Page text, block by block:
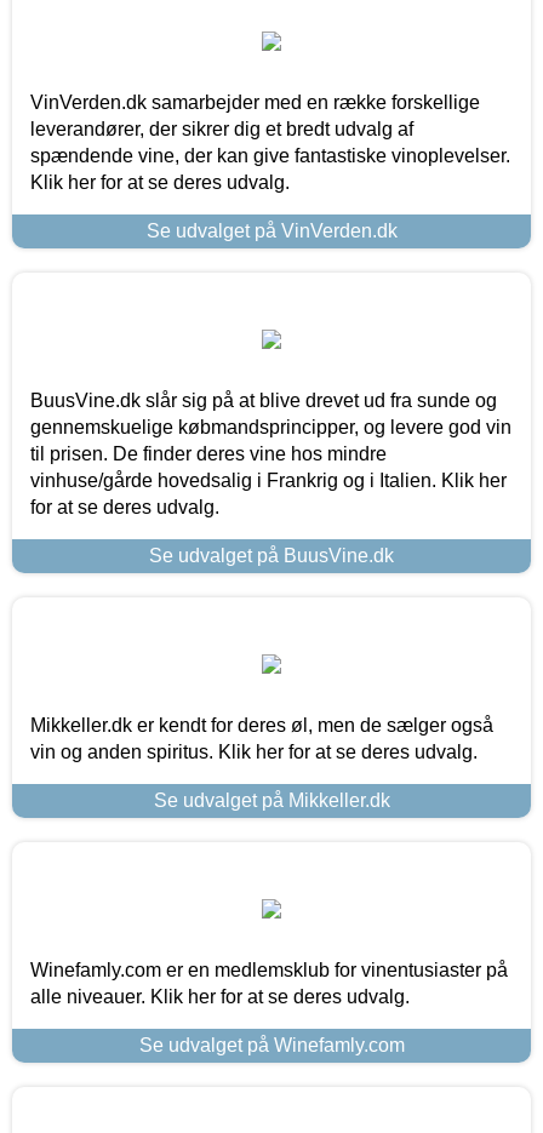
VinVerden.dk samarbejder med en række forskellige
leverandører, der sikrer dig et bredt udvalg af
spændende vine, der kan give fantastiske vinoplevelser.
Klik her for at se deres udvalg.
Se udvalget på VinVerden.dk
BuusVine.dk slår sig på at blive drevet ud fra sunde og
gennemskuelige købmandsprincipper, og levere god vin
til prisen. De finder deres vine hos mindre
vinhuse/gårde hovedsalig i Frankrig og i Italien. Klik her
for at se deres udvalg.
Se udvalget på BuusVine.dk
Mikkeller.dk er kendt for deres øl, men de sælger også
vin og anden spiritus. Klik her for at se deres udvalg.
Se udvalget på Mikkeller.dk
Winefamly.com er en medlemsklub for vinentusiaster på
alle niveauer. Klik her for at se deres udvalg.
Se udvalget på Winefamly.com